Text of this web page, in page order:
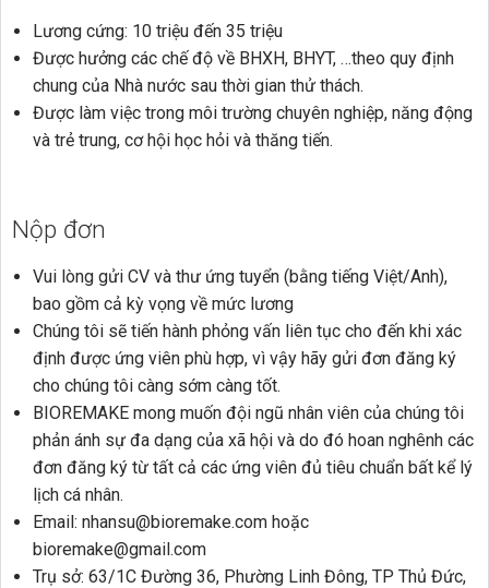
Lương cứng: 10 triệu đến 35 triệu
Được hưởng các chế độ về BHXH, BHYT, …theo quy định
chung của Nhà nước sau thời gian thử thách.
Được làm việc trong môi trường chuyên nghiệp, năng động
và trẻ trung, cơ hội học hỏi và thăng tiến.
Nộp đơn
Vui lòng gửi CV và thư ứng tuyển (bằng tiếng Việt/Anh),
bao gồm cả kỳ vọng về mức lương
Chúng tôi sẽ tiến hành phỏng vấn liên tục cho đến khi xác
định được ứng viên phù hợp, vì vậy hãy gửi đơn đăng ký
cho chúng tôi càng sớm càng tốt.
BIOREMAKE mong muốn đội ngũ nhân viên của chúng tôi
phản ánh sự đa dạng của xã hội và do đó hoan nghênh các
đơn đăng ký từ tất cả các ứng viên đủ tiêu chuẩn bất kể lý
lịch cá nhân.
Email: nhansu@bioremake.com hoặc
bioremake@gmail.com
Trụ sở: 63/1C Đường 36, Phường Linh Đông, TP Thủ Đức,